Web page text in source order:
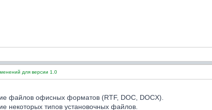
для версии 1.0
файлов офисных форматов (RTF, DOC, DOCX).
некоторых типов установочных файлов.